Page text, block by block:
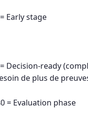
Early stage
= Decision-ready
de plus de
= Evaluation phase